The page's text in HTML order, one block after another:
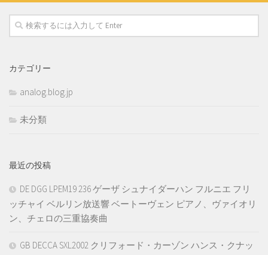
カテゴリー
analog.blog.jp
未分類
最近の投稿
DE DGG LPEM19 236 ゲーザ シュナイダーハン フルニエ フリ
ッチャイ ベルリン放送響 ベートーヴェン ピアノ、ヴァイオリ
ン、チェロの三重協奏曲
GB DECCA SXL2002 クリフォード・カーゾン ハンス・クナッ